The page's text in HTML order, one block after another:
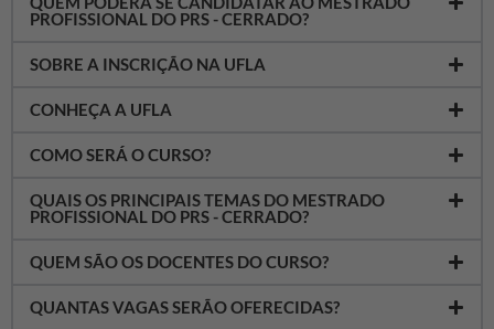
PROFISSIONAL DO PRS - CERRADO?
SOBRE A INSCRIÇÃO NA UFLA
CONHEÇA A UFLA
COMO SERÁ O CURSO?
QUAIS OS PRINCIPAIS TEMAS DO MESTRADO
PROFISSIONAL DO PRS - CERRADO?
QUEM SÃO OS DOCENTES DO CURSO?
QUANTAS VAGAS SERÃO OFERECIDAS?